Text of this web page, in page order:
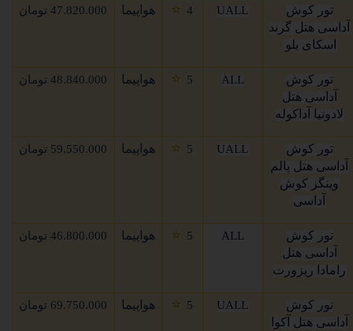
تور کوش
آداسی هتل گرند
اسکای بلو
UALL
4
⭐ هواپیما 47.820.000 تومان
تور کوش
آداسی هتل
لادونیا آداکوله
ALL
5
⭐ هواپیما 48.840.000 تومان
تور کوش
آداسی هتل پالم
وینگز کوش
آداسی
UALL
5
⭐ هواپیما 59.550.000 تومان
تور کوش
آداسی هتل
رامادا ریزورت
ALL
5
⭐ هواپیما 46.800.000 تومان
تور کوش
آداسی هتل آکوا
UALL
5
⭐ هواپیما 69.750.000 تومان